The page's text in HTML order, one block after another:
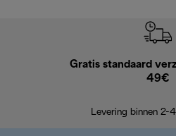
Gratis standaard
49€
Levering binnen 2-